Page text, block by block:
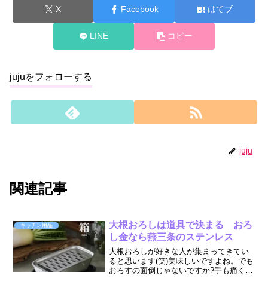
X Facebook はてブ
LINE コピー
jujuをフォローする
juju
関連記事
キッチン用品
大根おろしは道具で決まる おろ
し金なら燕三条のステンレス
大根おろしが好きな人が集まってきてい
ると思います(笑)美味しいですよね。でも
おろすの面倒じゃないですか?手も痛くな